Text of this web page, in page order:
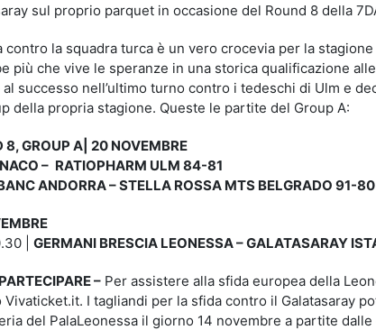
sul proprio parquet in occasione del Round 8 della
contro la squadra turca è un vero crocevia per la
più che vive le speranze in una storica qualificazione
successo nell’ultimo turno contro i tedeschi di Ulm e
della propria stagione. Queste le partite del Group A:
8, GROUP A| 20 NOVEMBRE
– RATIOPHARM ULM 84-81
ANDORRA – STELLA ROSSA MTS BELGRADO 91-80
| GERMANI BRESCIA LEONESSA – GALATASARAY
– Per assistere alla sfida europea della
I tagliandi per la sfida contro il Galatasaray
del PalaLeonessa il giorno 14 novembre a partite dalle